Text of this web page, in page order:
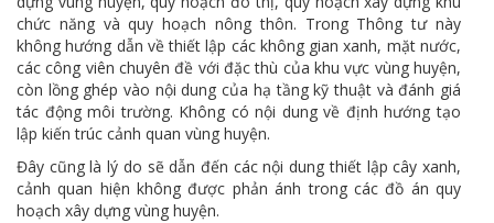
chức năng và quy hoạch nông thôn. Trong Thông tư này
không hướng dẫn về thiết lập các không gian xanh, mặt nước,
các công viên chuyên đề với đặc thù của khu vực vùng huyện,
còn lồng ghép vào nội dung của hạ tầng kỹ thuật và đánh giá
tác động môi trường. Không có nội dung về định hướng tạo
lập kiến trúc cảnh quan vùng huyện.
Đây cũng là lý do sẽ dẫn đến các nội dung thiết lập cây xanh,
cảnh quan hiện không được phản ánh trong các đồ án quy
hoạch xây dựng vùng huyện.